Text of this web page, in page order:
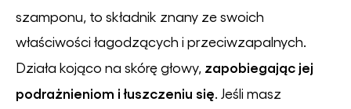
szamponu, to składnik znany ze swoich
właściwości łagodzących i przeciwzapalnych.
Działa kojąco na skórę głowy, zapobiegając jej
podrażnieniom i łuszczeniu się . Jeśli masz